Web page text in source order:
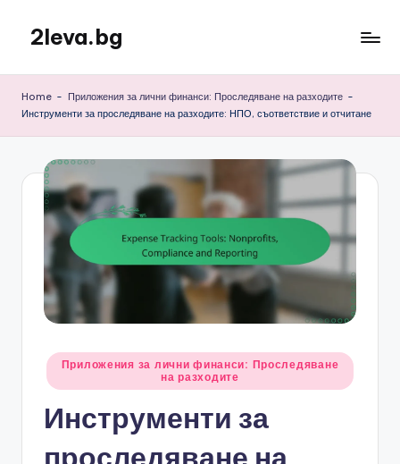
content
2leva.bg
Home - Приложения за лични финанси: Проследяване на разходите -
Инструменти за проследяване на разходите: НПО, съответствие и отчитане
Posted
in
Приложения за лични финанси: Проследяване
на разходите
Инструменти за
проследяване на